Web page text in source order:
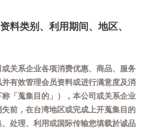
料类别、利用期间、地区、
关系企业各项消费优惠、商品、服务
有效管理会员资料或进行满意度及消
「蒐集目的」），本公司或关系企业
前，在台湾地区或完成上开蒐集目的
处理、利用或国际传输您填载於诚品